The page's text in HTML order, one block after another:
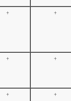
+ +
+ +
+ +